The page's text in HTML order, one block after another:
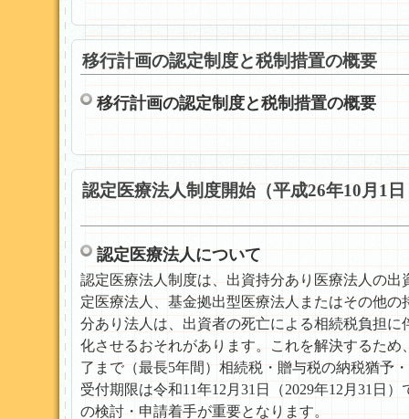
移行計画の認定制度と税制措置の概要
移行計画の認定制度と税制措置の概要
認定医療法人制度開始（平成26年10月1日
認定医療法人について
認定医療法人制度は、出資持分あり医療法人の
定医療法人、基金拠出型医療法人またはその他
分あり法人は、出資者の死亡による相続税負担
化させるおそれがあります。これを解決するた
了まで（最長5年間）相続税・贈与税の納税猶予
受付期限は令和11年12月31日（2029年12月31日
の検討・申請着手が重要となります。